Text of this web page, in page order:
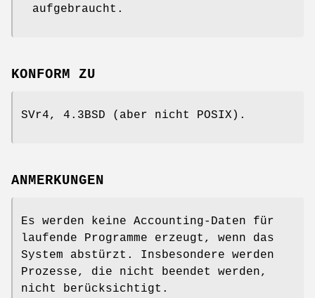
aufgebraucht.
KONFORM ZU
SVr4, 4.3BSD (aber nicht POSIX).
ANMERKUNGEN
Es werden keine Accounting-Daten für
laufende Programme erzeugt, wenn das
System abstürzt. Insbesondere werden
Prozesse, die nicht beendet werden,
nicht berücksichtigt.